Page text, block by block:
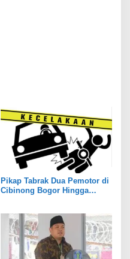
Pikap Tabrak Dua Pemotor di
Cibinong Bogor Hingga